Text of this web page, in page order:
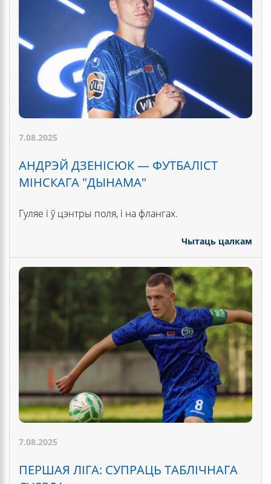
7.08.2025
АНДРЭЙ ДЗЕНІСЮК — ФУТБАЛІСТ
МІНСКАГА "ДЫНАМА"
Гуляе і ў цэнтры поля, і на флангах.
Чытаць цалкам
7.08.2025
ПЕРШАЯ ЛІГА: СУПРАЦЬ ТАБЛІЧНАГА